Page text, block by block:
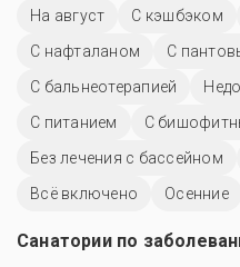
На август
С кэшбэком
С нафталаном
С
С бальнеотерапией
С питанием
С
Без лечения с бассейном
Всё включено
Осенние
Санатории по